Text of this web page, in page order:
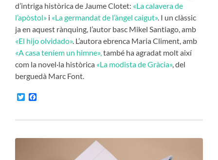
d’intriga històrica de Jaume Clotet: «La calavera de
l’apòstol» i «La germandat de l’àngel caigut». I un clàssic
ja en aquest rànquing, l’autor basc Mikel Santiago, amb
«El hijo olvidado». L’autora ebrenca Maria Climent, amb
«A casa teníem un himne», també ha agradat molt així
com la novel·la històrica «La modista de Gràcia», del
berguedà Marc Font.
Twitter